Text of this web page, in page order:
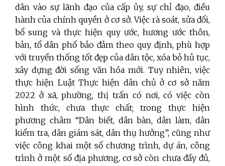
dân vào sự lãnh đạo của cấp ủy, sự chỉ đạo, điều
hành của chính quyền ở cơ sở. Việc rà soát, sửa đổi,
bổ sung và thực hiện quy ước, hương ước thôn,
bản, tổ dân phố bảo đảm theo quy định, phù hợp
với truyền thống tốt đẹp của dân tộc, xóa bỏ hủ tục,
xây dựng đời sống văn hóa mới. Tuy nhiên, việc
thực hiện Luật Thực hiện dân chủ ở cơ sở năm
2022 ở xã, phường, thị trấn có nơi, có việc còn
hình thức, chưa thực chất; trong thực hiện
phương châm “Dân biết, dân bàn, dân làm, dân
kiểm tra, dân giám sát, dân thụ hưởng”, cũng như
việc công khai một số chương trình, dự án, công
trình ở một số địa phương, cơ sở còn chưa đầy đủ,